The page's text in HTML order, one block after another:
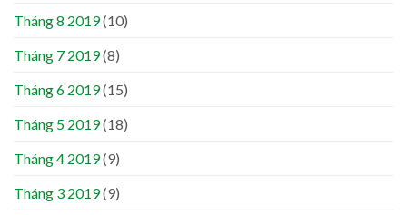
Tháng 8 2019(10)
Tháng 7 2019(8)
Tháng 6 2019(15)
Tháng 5 2019(18)
Tháng 4 2019(9)
Tháng 3 2019(9)